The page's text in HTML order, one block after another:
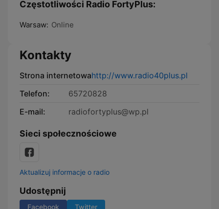
Częstotliwości Radio FortyPlus:
Warsaw: Online
Kontakty
Strona internetowahttp://www.radio40plus.pl
Telefon:
65720828
E-mail:
radiofortyplus@wp.pl
Sieci społecznościowe
Aktualizuj informacje o radio
Udostępnij
Facebook Twitter